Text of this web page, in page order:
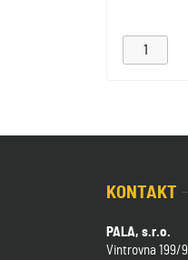
KONTAKT
PALA, s.r.o.
Vintrovna 199/9